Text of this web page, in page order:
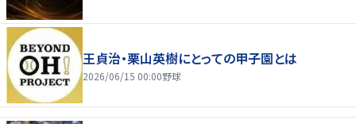
王貞治・栗山英樹にとっての甲子園とは
2026/06/15 00:00野球